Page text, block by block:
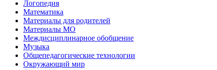
Логопедия
Математика
Материалы для родителей
Материалы МО
Междисциплинарное обобщение
Музыка
Общепедагогические технологии
Окружающий мир